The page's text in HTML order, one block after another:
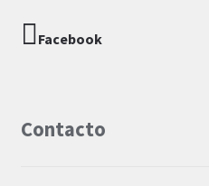
Facebook
Contacto